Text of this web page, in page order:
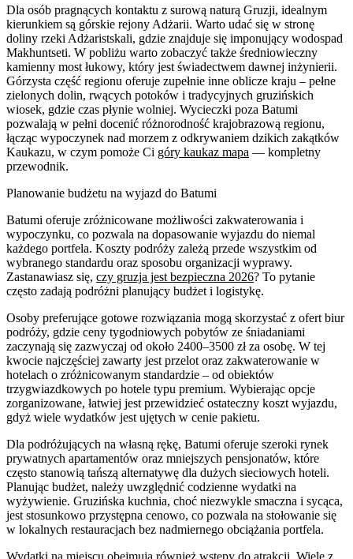
Dla osób pragnących kontaktu z surową naturą Gruzji, idealnym
kierunkiem są górskie rejony Adżarii. Warto udać się w stronę
doliny rzeki Adżaristskali, gdzie znajduje się imponujący wodospad
Makhuntseti. W pobliżu warto zobaczyć także średniowieczny
kamienny most łukowy, który jest świadectwem dawnej inżynierii.
Górzysta część regionu oferuje zupełnie inne oblicze kraju – pełne
zielonych dolin, rwących potoków i tradycyjnych gruzińskich
wiosek, gdzie czas płynie wolniej. Wycieczki poza Batumi
pozwalają w pełni docenić różnorodność krajobrazową regionu,
łącząc wypoczynek nad morzem z odkrywaniem dzikich zakątków
Kaukazu, w czym pomoże Ci góry kaukaz mapa — kompletny
przewodnik.
Planowanie budżetu na wyjazd do Batumi
Batumi oferuje zróżnicowane możliwości zakwaterowania i
wypoczynku, co pozwala na dopasowanie wyjazdu do niemal
każdego portfela. Koszty podróży zależą przede wszystkim od
wybranego standardu oraz sposobu organizacji wyprawy.
Zastanawiasz się, czy gruzja jest bezpieczna 2026? To pytanie
często zadają podróżni planujący budżet i logistykę.
Osoby preferujące gotowe rozwiązania mogą skorzystać z ofert biur
podróży, gdzie ceny tygodniowych pobytów ze śniadaniami
zaczynają się zazwyczaj od około 2400–3500 zł za osobę. W tej
kwocie najczęściej zawarty jest przelot oraz zakwaterowanie w
hotelach o zróżnicowanym standardzie – od obiektów
trzygwiazdkowych po hotele typu premium. Wybierając opcje
zorganizowane, łatwiej jest przewidzieć ostateczny koszt wyjazdu,
gdyż wiele wydatków jest ujętych w cenie pakietu.
Dla podróżujących na własną rękę, Batumi oferuje szeroki rynek
prywatnych apartamentów oraz mniejszych pensjonatów, które
często stanowią tańszą alternatywę dla dużych sieciowych hoteli.
Planując budżet, należy uwzględnić codzienne wydatki na
wyżywienie. Gruzińska kuchnia, choć niezwykle smaczna i sycąca,
jest stosunkowo przystępna cenowo, co pozwala na stołowanie się
w lokalnych restauracjach bez nadmiernego obciążania portfela.
Wydatki na miejscu obejmują również wstępy do atrakcji. Wiele z